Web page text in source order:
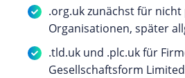
.org.uk zunächst für
Organisationen, später
.tld.uk und .plc.uk für
Gesellschaftsform